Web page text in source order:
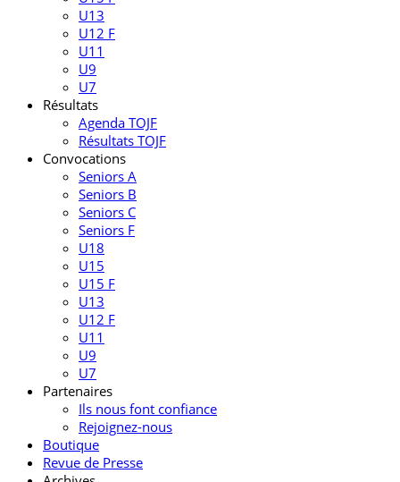
U13
U12 F
U11
U9
U7
Résultats
Agenda TOJF
Résultats TOJF
Convocations
Seniors A
Seniors B
Seniors C
Seniors F
U18
U15
U15 F
U13
U12 F
U11
U9
U7
Partenaires
Ils nous font confiance
Rejoignez-nous
Boutique
Revue de Presse